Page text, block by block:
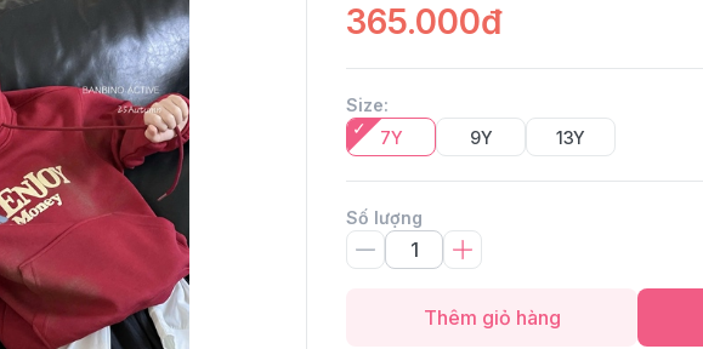
365.000đ
Size:
7Y
9Y 13Y
Số lượng
Thêm giỏ hàng